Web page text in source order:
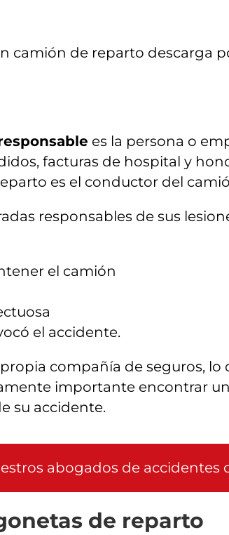
es la persona o
facturas de hospital y
es el conductor del
responsables de sus
el camión
el accidente.
compañía de seguros,
importante encontrar
su accidente.
abogados de
de reparto